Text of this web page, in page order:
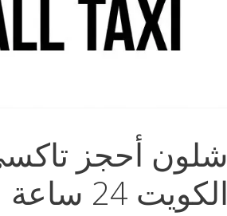
شلون أحجز
الكويت 24 ساعة